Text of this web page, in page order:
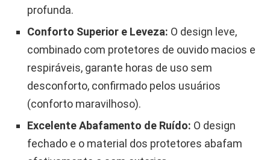
profunda.
Conforto Superior e Leveza: O design leve,
combinado com protetores de ouvido macios e
respiráveis, garante horas de uso sem
desconforto, confirmado pelos usuários
(conforto maravilhoso).
Excelente Abafamento de Ruído: O design
fechado e o material dos protetores abafam